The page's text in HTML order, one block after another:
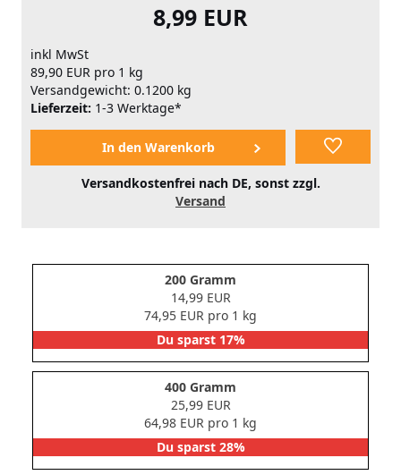
8,99 EUR
inkl MwSt
89,90 EUR pro 1 kg
Versandgewicht: 0.1200 kg
Lieferzeit: 1-3 Werktage*
Versandkostenfrei nach DE, sonst zzgl.
Versand
200 Gramm
14,99 EUR
74,95 EUR pro 1 kg
Du sparst 17%
400 Gramm
25,99 EUR
64,98 EUR pro 1 kg
Du sparst 28%